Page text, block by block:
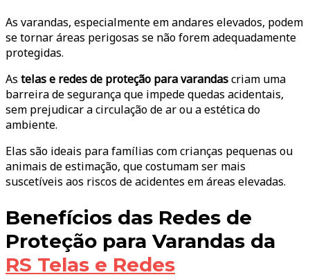
As varandas, especialmente em andares elevados, podem
se tornar áreas perigosas se não forem adequadamente
protegidas.
As telas e redes de proteção para varandascriam uma
barreira de segurança que impede quedas acidentais,
sem prejudicar a circulação de ar ou a estética do
ambiente.
Elas são ideais para famílias com crianças pequenas ou
animais de estimação, que costumam ser mais
suscetíveis aos riscos de acidentes em áreas elevadas.
Benefícios das Redes de
Proteção para Varandas da
RS Telas e Redes